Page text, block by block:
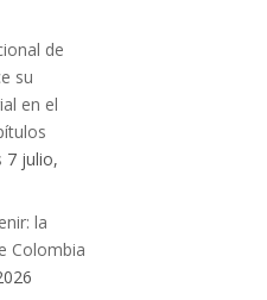
de
su
en el
7 julio,
la
Colombia